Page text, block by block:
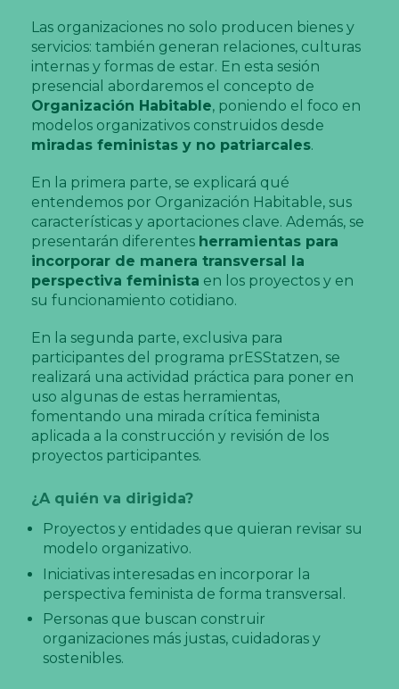
Las organizaciones no solo producen bienes y
servicios: también generan relaciones, culturas
internas y formas de estar. En esta sesión
presencial abordaremos el concepto de
Organización Habitable, poniendo el foco en
modelos organizativos construidos desde
miradas feministas y no patriarcales.
En la primera parte, se explicará qué
entendemos por Organización Habitable, sus
características y aportaciones clave. Además, se
presentarán diferentes herramientas para
incorporar de manera transversal la
perspectiva feminista en los proyectos y en
su funcionamiento cotidiano.
En la segunda parte, exclusiva para
participantes del programa prESStatzen, se
realizará una actividad práctica para poner en
uso algunas de estas herramientas,
fomentando una mirada crítica feminista
aplicada a la construcción y revisión de los
proyectos participantes.
¿A quién va dirigida?
Proyectos y entidades que quieran revisar su
modelo organizativo.
Iniciativas interesadas en incorporar la
perspectiva feminista de forma transversal.
Personas que buscan construir
organizaciones más justas, cuidadoras y
sostenibles.